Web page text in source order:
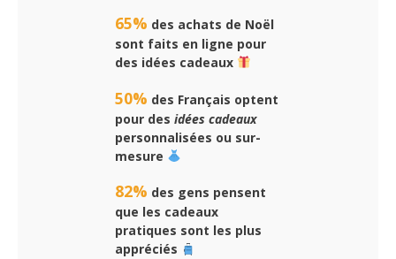
65% des achats de Noël
sont faits en ligne pour
des idées cadeaux
50% des Français optent
pour des idées cadeaux
personnalisées ou sur-
mesure
82% des gens pensent
que les cadeaux
pratiques sont les plus
appréciés